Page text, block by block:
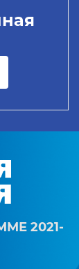
2021-